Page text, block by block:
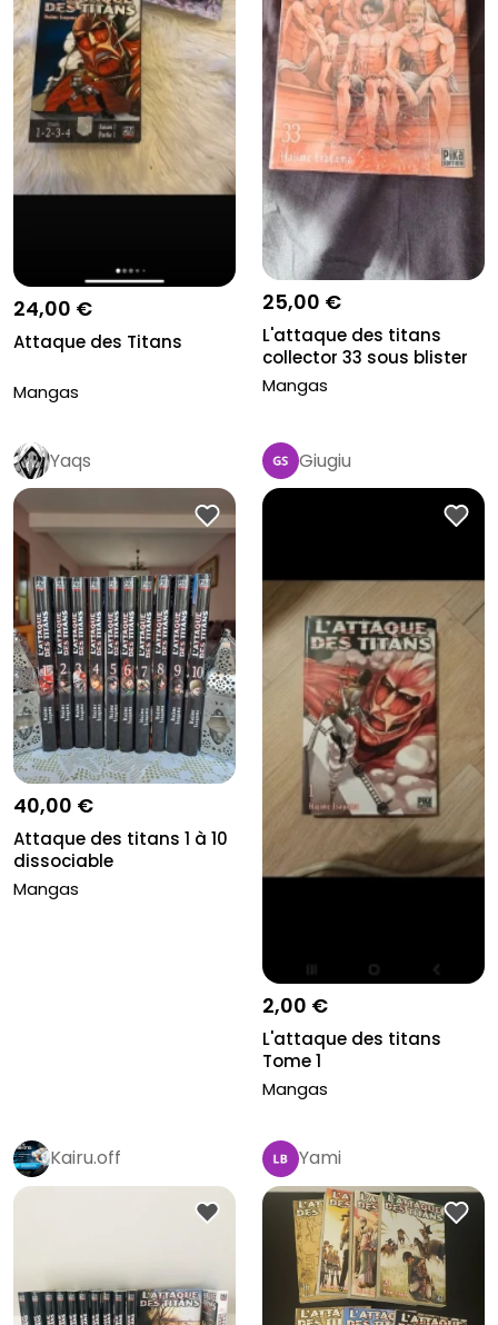
24,00 €
Attaque des Titans
Mangas
25,00 €
L'attaque des titans
collector 33 sous blister
Mangas
Yaqs
40,00 €
Attaque des titans 1 à 10
dissociable
Mangas
Giugiu
2,00 €
L'attaque des titans
Tome 1
Mangas
Kairu.off Yami